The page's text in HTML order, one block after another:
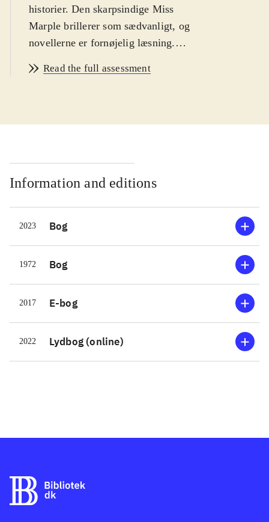
historier. Den skarpsindige Miss
Marple brillerer som sædvanligt, og
novellerne er fornøjelig læsning.
Read the full assessment
Information and editions
2023 Bog
1972 Bog
2017 E-bog
2022 Lydbog (online)